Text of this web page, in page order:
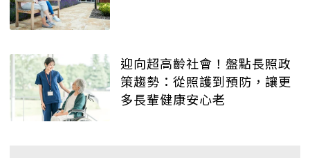
迎向超高齡社會！盤點長照政
策趨勢：從照護到預防，讓更
多長輩健康安心老